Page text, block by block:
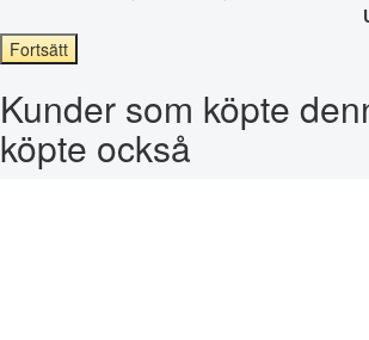
Fortsätt
Kunder som köpte
köpte också